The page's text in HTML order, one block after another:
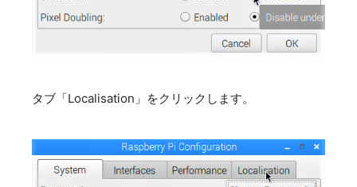
タブ「Localisation」をクリックします。